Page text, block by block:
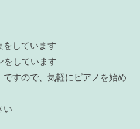
をしています
をしています
すので、気軽にピアノを始め
い